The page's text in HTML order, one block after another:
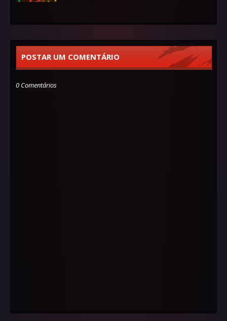
POSTAR UM COMENTÁRIO
0 Comentários